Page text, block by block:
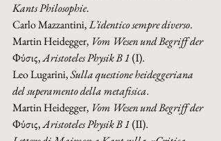
Kants Philosophie.
Carlo Mazzantini, L’identico sempre diverso.
Martin Heidegger, Vom Wesen und Begriff der
Φύσις, Aristoteles Physik B 1 (I).
Leo Lugarini, Sulla questione heideggeriana
del superamento della metafisica.
Martin Heidegger, Vom Wesen und Begriff der
Φύσις, Aristoteles Physik B 1 (II).